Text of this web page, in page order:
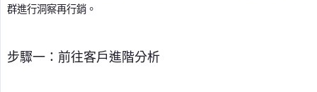
群進行洞察再行銷。
步驟一：前往客戶進階分析